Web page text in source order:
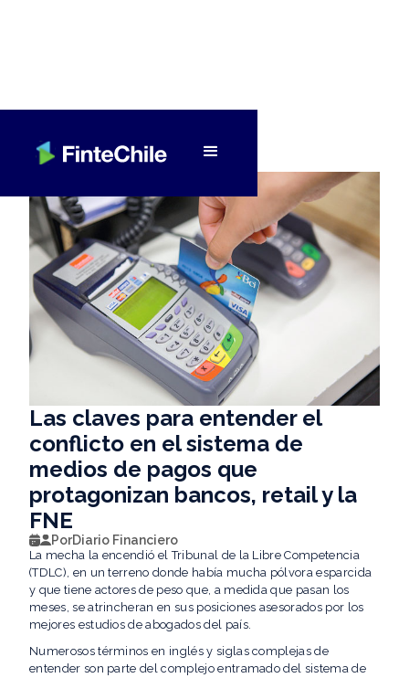
Las claves para entender el
conflicto en el sistema de
medios de pagos que
protagonizan bancos, retail y la
FNE
PorDiario Financiero
La mecha la encendió el Tribunal de la Libre Competencia
(TDLC), en un terreno donde había mucha pólvora esparcida
y que tiene actores de peso que, a medida que pasan los
meses, se atrincheran en sus posiciones asesorados por los
mejores estudios de abogados del país.
Numerosos términos en inglés y siglas complejas de
entender son parte del complejo entramado del sistema de